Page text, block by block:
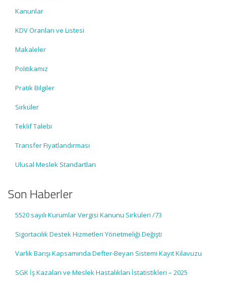
Kanunlar
KDV Oranları ve Listesi
Makaleler
Politikamız
Pratik Bilgiler
Sirküler
Teklif Talebi
Transfer Fiyatlandırması
Ulusal Meslek Standartları
Son Haberler
5520 sayılı Kurumlar Vergisi Kanunu Sirküleri /73
Sigortacılık Destek Hizmetleri Yönetmeliği Değişti
Varlık Barışı Kapsamında Defter-Beyan Sistemi Kayıt Kılavuzu
SGK İş Kazaları ve Meslek Hastalıkları İstatistikleri – 2025